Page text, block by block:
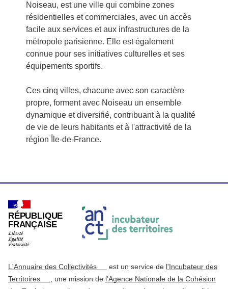
Noiseau, est une ville qui combine zones
résidentielles et commerciales, avec un accès
facile aux services et aux infrastructures de la
métropole parisienne. Elle est également
connue pour ses initiatives culturelles et ses
équipements sportifs.
Ces cinq villes, chacune avec son caractère
propre, forment avec Noiseau un ensemble
dynamique et diversifié, contribuant à la qualité
de vie de leurs habitants et à l'attractivité de la
région Île-de-France.
RÉPUBLIQUE
FRANÇAISE
L'Annuaire des Collectivités est un service de l'Incubateur des
Territoires
, une mission de l'Agence Nationale de la Cohésion